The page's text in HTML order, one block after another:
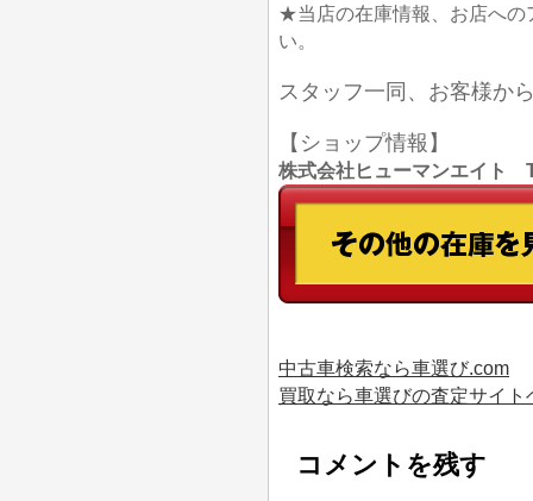
★当店の在庫情報、お店への
い。
スタッフ一同、お客様か
【ショップ情報】
株式会社ヒューマンエイト
中古車検索なら車選び.com
買取なら車選びの査定サイト
コメントを残す